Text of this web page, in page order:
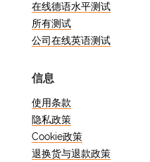
在线德语水平测试
所有测试
公司在线英语测试
信息
使用条款
隐私政策
Cookie政策
退换货与退款政策